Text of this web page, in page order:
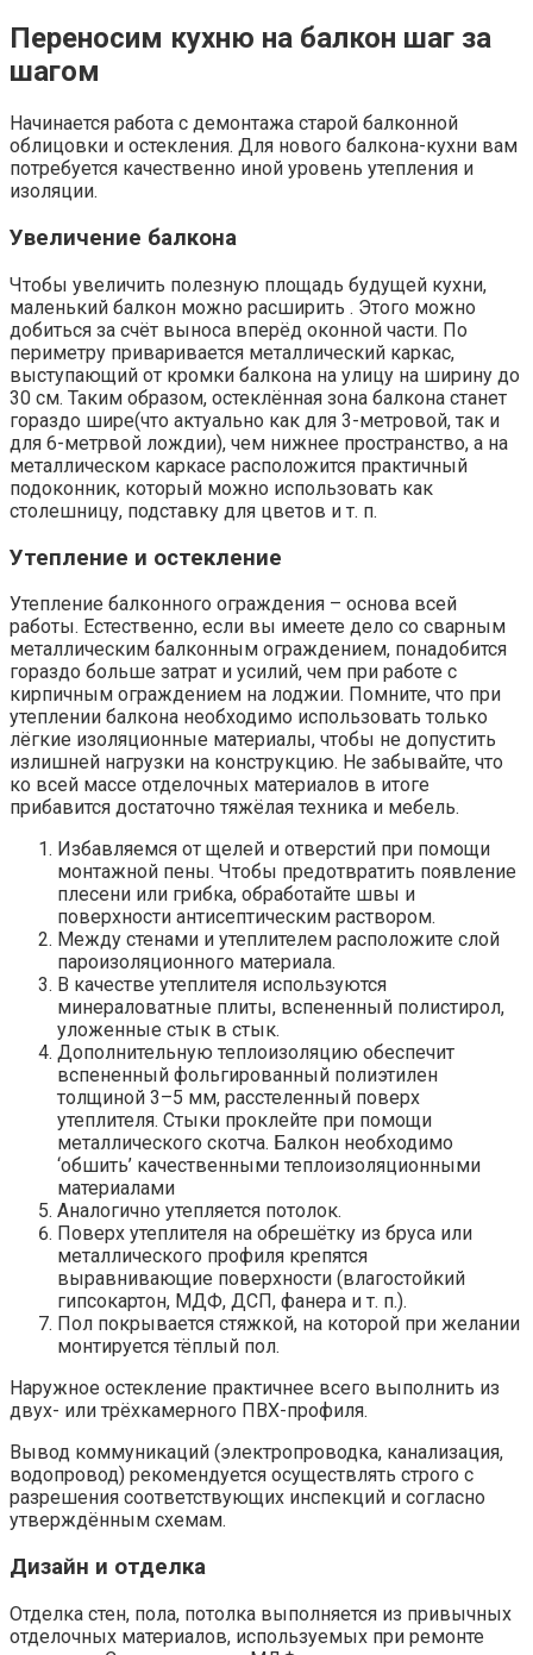
Переносим кухню на балкон шаг за
шагом
Начинается работа с демонтажа старой балконной
облицовки и остекления. Для нового балкона-кухни вам
потребуется качественно иной уровень утепления и
изоляции.
Увеличение балкона
Чтобы увеличить полезную площадь будущей кухни,
маленький балкон можно расширить . Этого можно
добиться за счёт выноса вперёд оконной части. По
периметру приваривается металлический каркас,
выступающий от кромки балкона на улицу на ширину до
30 см. Таким образом, остеклённая зона балкона станет
гораздо шире(что актуально как для 3-метровой, так и
для 6-метрвой лождии), чем нижнее пространство, а на
металлическом каркасе расположится практичный
подоконник, который можно использовать как
столешницу, подставку для цветов и т. п.
Утепление и остекление
Утепление балконного ограждения – основа всей
работы. Естественно, если вы имеете дело со сварным
металлическим балконным ограждением, понадобится
гораздо больше затрат и усилий, чем при работе с
кирпичным ограждением на лоджии. Помните, что при
утеплении балкона необходимо использовать только
лёгкие изоляционные материалы, чтобы не допустить
излишней нагрузки на конструкцию. Не забывайте, что
ко всей массе отделочных материалов в итоге
прибавится достаточно тяжёлая техника и мебель.
Избавляемся от щелей и отверстий при помощи
монтажной пены. Чтобы предотвратить появление
плесени или грибка, обработайте швы и
поверхности антисептическим раствором.
Между стенами и утеплителем расположите слой
пароизоляционного материала.
В качестве утеплителя используются
минераловатные плиты, вспененный полистирол,
уложенные стык в стык.
Дополнительную теплоизоляцию обеспечит
вспененный фольгированный полиэтилен
толщиной 3–5 мм, расстеленный поверх
утеплителя. Стыки проклейте при помощи
металлического скотча. Балкон необходимо
‘обшить’ качественными теплоизоляционными
материалами
Аналогично утепляется потолок.
Поверх утеплителя на обрешётку из бруса или
металлического профиля крепятся
выравнивающие поверхности (влагостойкий
гипсокартон, МДФ, ДСП, фанера и т. п.).
Пол покрывается стяжкой, на которой при желании
монтируется тёплый пол.
Наружное остекление практичнее всего выполнить из
двух- или трёхкамерного ПВХ-профиля.
Вывод коммуникаций (электропроводка, канализация,
водопровод) рекомендуется осуществлять строго с
разрешения соответствующих инспекций и согласно
утверждённым схемам.
Дизайн и отделка
Отделка стен, пола, потолка выполняется из привычных
отделочных материалов, используемых при ремонте